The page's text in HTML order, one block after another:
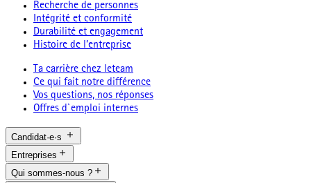
Recherche de personnes
Intégrité et conformité
Durabilité et engagement
Histoire de l’entreprise
Ta carrière chez leteam
Ce qui fait notre différence
Vos questions, nos réponses
Offres d`emploi internes
Candidat·e·s
Entreprises
Qui sommes-nous ?